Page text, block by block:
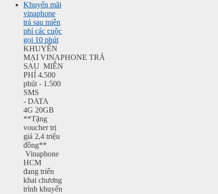
Khuyến mãi
vinaphone
trả sau miễn
phí các cuộc
gọi 10 phút
KHUYẾN
MẠI VINAPHONE TRẢ
SAU MIỄN
PHÍ 4.500
phút - 1.500
SMS
- DATA
4G 20GB
**Tặng
voucher trị
giá 2,4 triệu
đồng**
Vinaphone
HCM
đang triển
khai chương
trình khuyến